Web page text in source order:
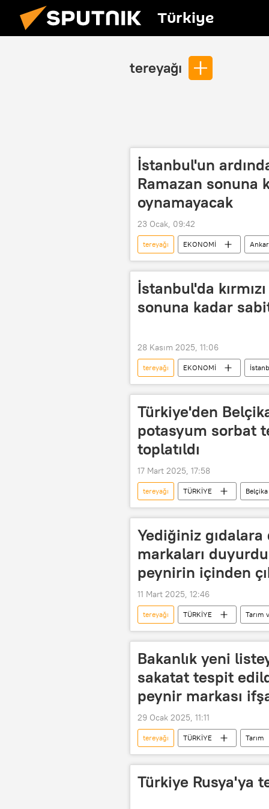
Türkiye
tereyağı
İstanbul'un
Ramazan sonuna
oynamayacak
23 Ocak, 09:42
tereyağı EKONOMİ
Et
tereyağ Ramazan
İstanbul'da
sonuna kadar
28 Kasım 2025, 11:06
tereyağı EKONOMİ
Türkiye'den
potasyum sorbat
toplatıldı
17 Mart 2025, 17:58
tereyağı TÜRKİYE Belçika
güvensiz ürün
Güvensiz
Gümrük Birliği Anlaşması
Yediğiniz
markaları
peynirin içinden
11 Mart 2025, 12:46
tereyağı TÜRKİYE Tarım
taklit tağşiş listesi
Sucuk
Bakanlık yeni
sakatat tespit
peynir markası
29 Ocak 2025, 11:11
tereyağı TÜRKİYE Tarım
taklit tağşiş listesi
Kaşar
Türkiye Rusya'ya